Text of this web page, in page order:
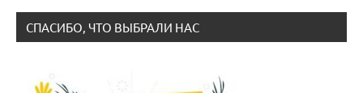
СПАСИБО, ЧТО ВЫБРАЛИ НАС